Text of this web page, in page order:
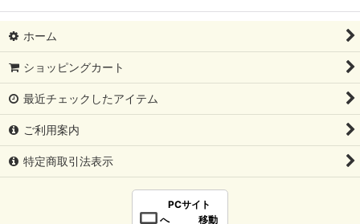
ホーム
ショッピングカート
最近チェックしたアイテム
ご利用案内
特定商取引法表示
PCサイト
へ 移動